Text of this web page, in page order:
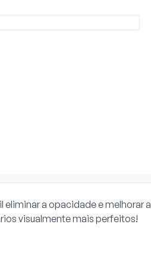
a opacidade e melhorar a
visualmente mais perfeitos!